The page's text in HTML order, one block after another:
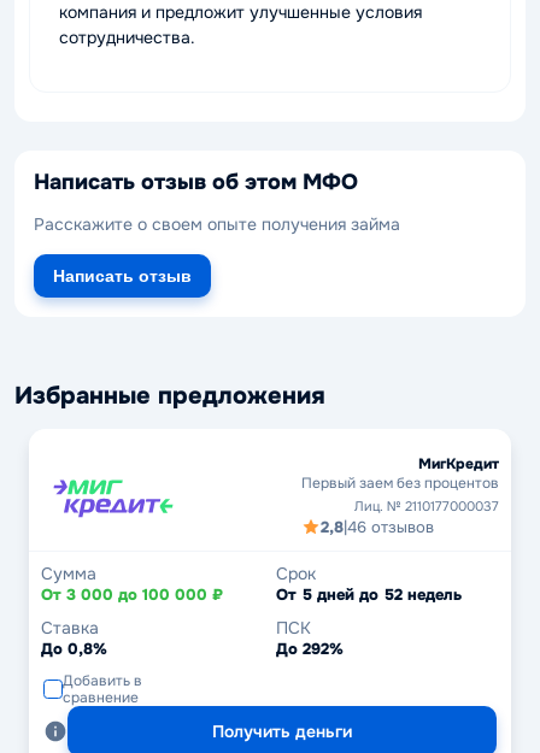
компания и предложит улучшенные условия
сотрудничества.
Написать отзыв об этом МФО
Расскажите о своем опыте получения займа
Написать отзыв
Избранные предложения
МигКредит
Первый заем без процентов
Лиц. № 2110177000037
2,8|46 отзывов
Сумма
От 3 000 до 100 000 ₽
Срок
От 5 дней до 52 недель
Ставка
До 0,8%
ПСК
До 292%
Добавить в
сравнение
Получить деньги